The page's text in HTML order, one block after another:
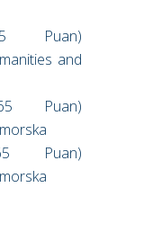
Puan)
and
Puan)
Puan)